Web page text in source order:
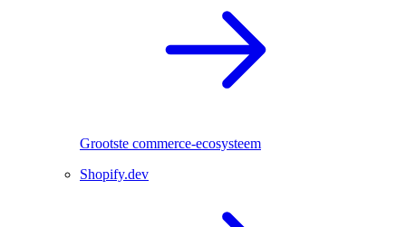
Grootste commerce-ecosysteem
Shopify.dev